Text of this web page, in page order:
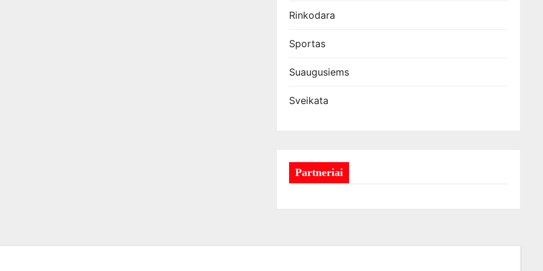
Rinkodara
Sportas
Suaugusiems
Sveikata
Partneriai